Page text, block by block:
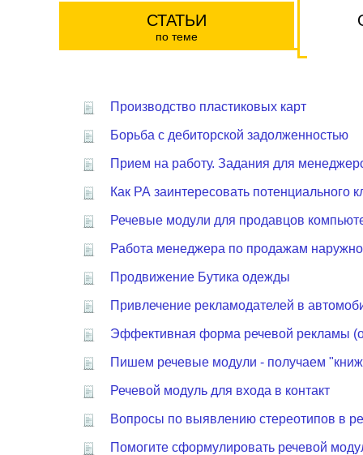
СТАТЬИ
по теме
Производство пластиковых карт
Борьба с дебиторской задолженностью
Прием на работу. Задания для
Как РА заинтересовать потенциального
Речевые модули для продавцов
Работа менеджера по продажам
Продвижение Бутика одежды
Привлечение рекламодателей в
Эффективная форма речевой рекламы
Пишем речевые модули - получаем
Речевой модуль для входа в контакт
Вопросы по выявлению стереотипов в
Помогите сформулировать речевой